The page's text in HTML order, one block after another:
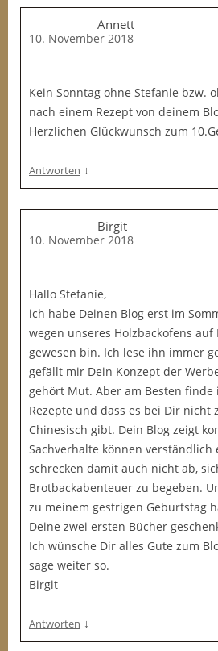
Annett
10. November 2018
Kein Sonntag ohne Stefanie bzw.
nach einem Rezept von deinem
Herzlichen Glückwunsch zum
Antworten ↓
Birgit
10. November 2018
Hallo Stefanie,
ich habe Deinen Blog erst im
wegen unseres Holzbackofens auf
gewesen bin. Ich lese ihn immer
gefällt mir Dein Konzept der
gehört Mut. Aber am Besten
Rezepte und dass es bei Dir nicht
Chinesisch gibt. Dein Blog zeigt
Sachverhalte können
schrecken damit auch nicht ab,
Brotbackabenteuer zu begeben.
zu meinem gestrigen Geburtstag
Deine zwei ersten Bücher
Ich wünsche Dir alles Gute zum
sage weiter so.
Birgit
Antworten ↓